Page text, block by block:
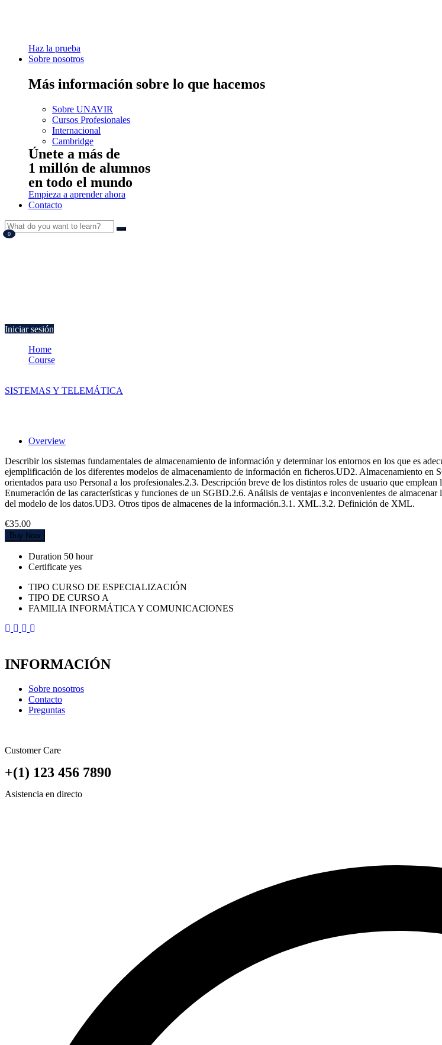
Haz la prueba
Sobre nosotros
Más información sobre lo que hacemos
Sobre UNAVIR
Cursos Profesionales
Internacional
Cambridge
Únete a más de
1 millón de alumnos
en todo el mundo
Empieza a aprender ahora
Contacto
0
Iniciar sesión
Home
Course
SISTEMAS Y TELEMÁTICA
Overview
Describir los sistemas fundamentales de almacenamiento de información y determinar los entornos en los que es
ejemplificación de los diferentes modelos de almacenamiento de información en ficheros.UD2. Almacenamiento
orientados para uso Personal a los profesionales.2.3. Descripción breve de los distintos roles de usuario que
Enumeración de las características y funciones de un SGBD.2.6. Análisis de ventajas e inconvenientes de
del modelo de los datos.UD3. Otros tipos de almacenes de la información.3.1. XML.3.2. Definición de XML.
€35.00
Buy Now
Duration 50 hour
Certificate yes
TIPO CURSO DE ESPECIALIZACIÓN
TIPO DE CURSO A
FAMILIA INFORMÁTICA Y COMUNICACIONES
INFORMACIÓN
Sobre nosotros
Contacto
Preguntas
Customer Care
+(1) 123 456 7890
Asistencia en directo